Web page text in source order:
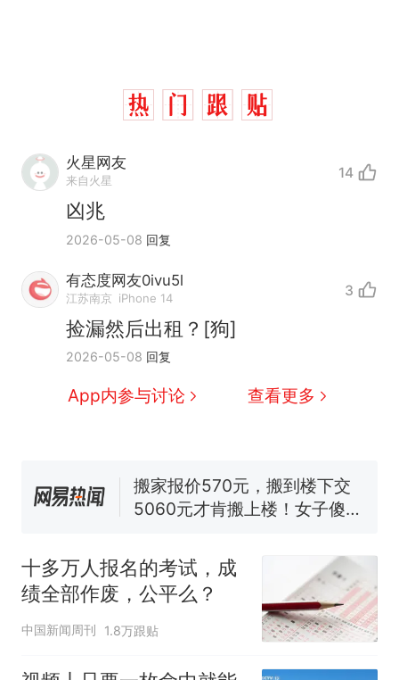
火星网友
来自火星 14
凶兆
2026-05-08 回复
有态度网友0ivu5l
江苏南京 iPhone 14 3
捡漏然后出租？[狗]
2026-05-08 回复
App内参与讨论 查看更多
十多万人报名的考试，成绩
全部作废，公平么？
新 全球唯一没有法定首都的国
了……
视频丨只要一枚命中就能让航
母瘫痪 轰-6J实力有多强？
电力部门回应
台风"白海豚"登陆 中心附近最
大风力14级
热 十多万人报名的考试，成绩
十多万人报名的考试，成
绩全部作废，公平么？
中国新闻周刊 1.8万跟贴